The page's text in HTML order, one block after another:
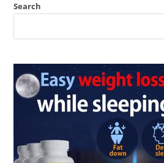
Search